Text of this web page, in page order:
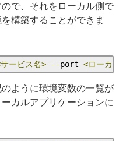
で、それをローカル側で
構築することができま
ービス名> --port <ローカ
ように環境変数の一覧が
カルアプリケーションに